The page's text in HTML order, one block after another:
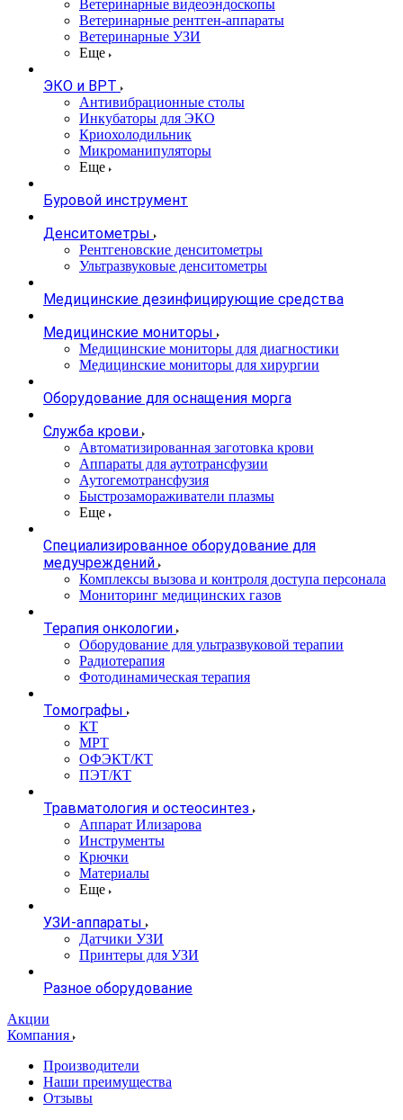
Ветеринарные видеоэндоскопы
Ветеринарные рентген-аппараты
Ветеринарные УЗИ
Еще
ЭКО и ВРТ
Антивибрационные столы
Инкубаторы для ЭКО
Криохолодильник
Микроманипуляторы
Еще
Буровой инструмент
Денситометры
Рентгеновские денситометры
Ультразвуковые денситометры
Медицинские дезинфицирующие средства
Медицинские мониторы
Медицинские мониторы для диагностики
Медицинские мониторы для хирургии
Оборудование для оснащения морга
Служба крови
Автоматизированная заготовка крови
Аппараты для аутотрансфузии
Аутогемотрансфузия
Быстрозамораживатели плазмы
Еще
Специализированное оборудование для
медучреждений
Комплексы вызова и контроля доступа персонала
Мониторинг медицинских газов
Терапия онкологии
Оборудование для ультразвуковой терапии
Радиотерапия
Фотодинамическая терапия
Томографы
КТ
МРТ
ОФЭКТ/КТ
ПЭТ/КТ
Травматология и остеосинтез
Аппарат Илизарова
Инструменты
Крючки
Материалы
Еще
УЗИ-аппараты
Датчики УЗИ
Принтеры для УЗИ
Разное оборудование
Акции
Компания
Производители
Наши преимущества
Отзывы